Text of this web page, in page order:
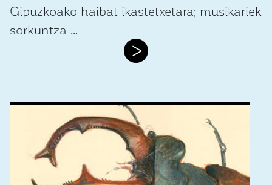
Gipuzkoako haibat ikastetxetara; musikariek
sorkuntza ...
>